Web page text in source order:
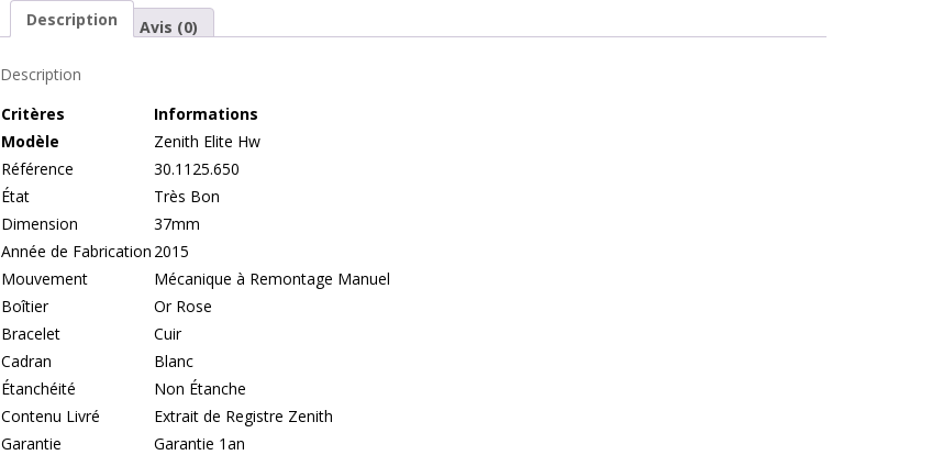
Description Avis (0)
Description
Critères
Informations
Modèle
Zenith Elite Hw
Référence
30.1125.650
État
Très Bon
Dimension
37mm
Année de Fabrication 2015
Mouvement
Mécanique à Remontage Manuel
Boîtier
Or Rose
Bracelet
Cuir
Cadran
Blanc
Étanchéité
Non Étanche
Contenu Livré
Extrait de Registre Zenith
Garantie
Garantie 1an